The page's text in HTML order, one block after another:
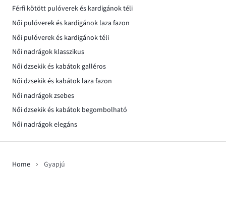
Férfi kötött pulóverek és kardigánok téli
Női pulóverek és kardigánok laza fazon
Női pulóverek és kardigánok téli
Női nadrágok klasszikus
Női dzsekik és kabátok galléros
Női dzsekik és kabátok laza fazon
Női nadrágok zsebes
Női dzsekik és kabátok begombolható
Női nadrágok elegáns
Home Gyapjú